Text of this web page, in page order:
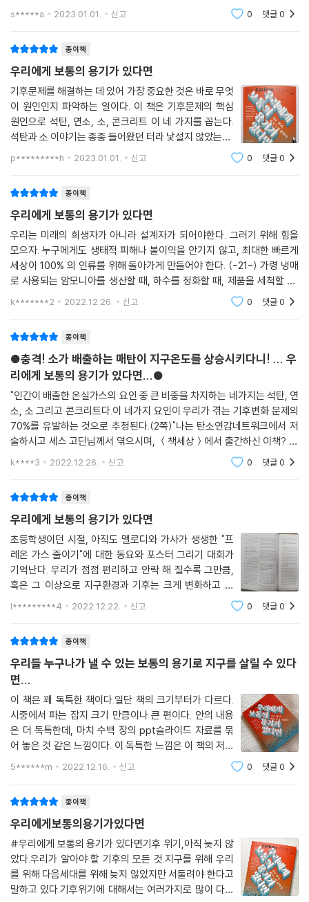
이 모여 온실가스 배출량을 줄이자고 합의한 유엔기후변화협약(UNFCC
s*****a 2023.01.01. 신고 0 댓글0
종이책
우리에게 보통의 용기가 있다면
기후문제를 해결하는 데 있어 가장 중요한 것은 바로 무엇
이 원인인지 파악하는 일이다. 이 책은 기후문제의 핵심
원인으로 석탄, 연소, 소, 콘크리트 이 네 가지를 꼽는다.
석탄과 소 이야기는 종종 들어왔던 터라 낯설지 않았는데,
연소와 콘크리트는 처음 접한 요인이라 이 부분을 집중해
서 읽어봐야겠다는 생각이 들었다. 그런데 ‘연소’는 다른
p*********h 2023.01.01. 신고 0 댓글0
종이책
우리에게 보통의 용기가 있다면
우리는 미래의 희생자가 아니라 설계자가 되어야한다. 그러기 위해 힘을
모으자. 누구에게도 생태적 피해나 불이익을 안기지 않고, 최대한 빠르게
세상이 100% 의 인류를 위해 돌아가게 만들어야 한다. (-21-) 가령 냉매
로 사용되는 암모니아를 생산할 때, 하수를 정화할 때, 제품을 세척할 때,
플라스틱, 비료, 살충제,
k*******2 2022.12.26. 신고 0 댓글0
종이책
●충격! 소가 배출하는 매탄이 지구온도를 상승시키다니! ... 우
리에게 보통의 용기가 있다면...●
"인간이 배출한 온실가스의 요인 중 큰 비중을 차지하는 네가지는 석탄, 연
소, 소 그리고 콘크리트다.이 네가지 요인이 우리가 겪는 기후변화 문제의
70%를 유발하는 것으로 추정된다.(2쪽)"나는 탄소연감네트워크에서 저
술하시고 세스 고딘님께서 엮으시며, ＜책세상＞에서 출간하신 이책? ＜
우리에게 보통의 용기가 있다면＞을 읽다가 윗글에 신선한 충격을 받았다.
k****3 2022.12.26. 신고 0 댓글0
종이책
우리에게 보통의 용기가 있다면
초등학생이던 시절, 아직도 멜로디와 가사가 생생한 "프
레온 가스 줄이기"에 대한 동요와 포스터 그리기 대회가
기억난다. 우리가 점점 편리하고 안락 해 질수록 그만큼,
혹은 그 이상으로 지구환경과 기후는 크게 변화하고 있
다. 무엇이든 '자연스러운'것을 거스르는것은 그만큼의 댓
l*********4 2022.12.22. 신고 0 댓글0
종이책
우리들 누구나가 낼 수 있는 보통의 용기로 지구를 살릴 수 있다
면...
이 책은 꽤 독특한 책이다.일단 책의 크기부터가 다르다.
시중에서 파는 잡지 크기 만큼이나 큰 편이다. 안의 내용
은 더 독특한데, 마치 수백 장의 ppt슬라이드 자료를 묶
어 놓은 것 같은 느낌이다. 이 독특한 느낌은 이 책의 저자
구성을 보면 알 수 있는데, 세계 각국에서 작가, 연구원,
5******m 2022.12.16. 신고 0 댓글0
종이책
우리에게보통의용기가있다면
#우리에게 보통의 용기가 있다면기후 위기,아직 늦지 않
았다.우리가 알아야 할 기후의 모든 것.지구를 위해 우리
를 위해 다음세대를 위해 늦지 않았지만 서둘려야 한다고
말하고 있다.기후위기에 대해서는 여러가지로 많이 다루